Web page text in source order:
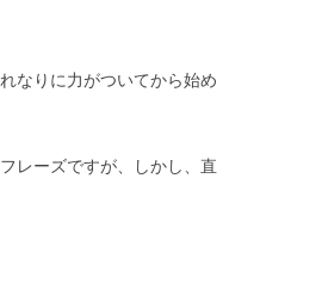
なりに力がついてから始め
レーズですが、しかし、直